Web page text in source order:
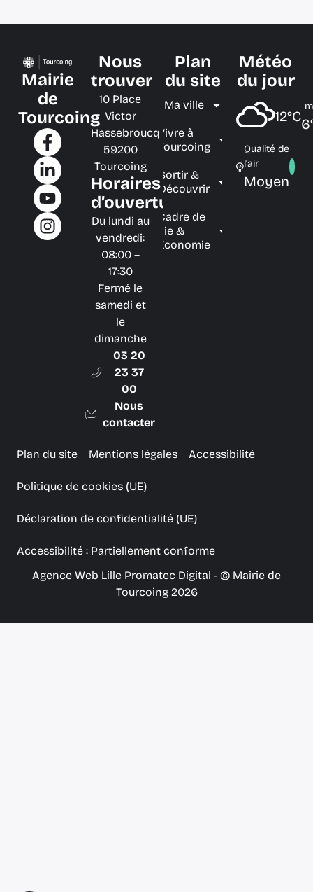
Mairie
de
Tourcoing
Nous
trouver
10 Place
Victor
Hassebroucq
59200
Tourcoing
Horaires
d’ouverture
Du lundi au
vendredi:
08:00 –
17:30
Fermé le
samedi et
le
dimanche
03 20
23 37
00
Nous
contacter
Plan
du site
Ma ville
Vivre à
Tourcoing
Sortir &
Découvrir
Cadre de
vie &
Économie
Météo
du jour
12°C
Qualité de
l'air
Moyen
Plan du site Mentions légales Accessibilité
Politique de cookies (UE)
Déclaration de confidentialité (UE)
Accessibilité : Partiellement conforme
Agence Web Lille Promatec Digital - © Mairie de
Tourcoing 2026